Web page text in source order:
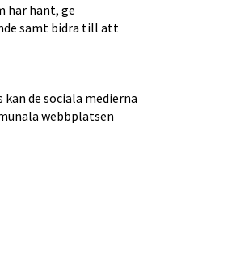
har hänt, ge
samt bidra till att
de sociala medierna
webbplatsen